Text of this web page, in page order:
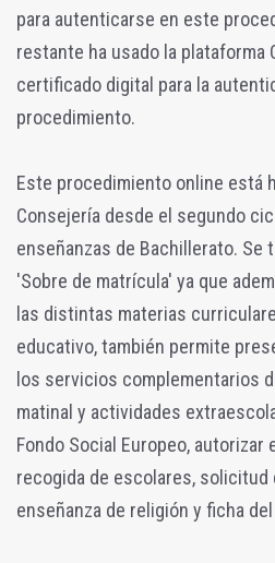
para autenticarse en este
restante ha usado la plataforma
certificado digital para la
procedimiento.
Este procedimiento online está
Consejería desde el segundo
enseñanzas de Bachillerato. Se
'Sobre de matrícula' ya que
las distintas materias
educativo, también permite
los servicios complementarios
matinal y actividades
Fondo Social Europeo, autorizar
recogida de escolares, solicitud
enseñanza de religión y ficha